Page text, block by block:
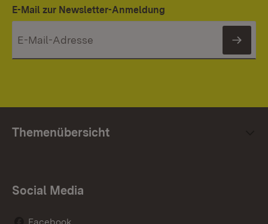
E-Mail zur Newsletter-Anmeldung
Themenübersicht
Social Media